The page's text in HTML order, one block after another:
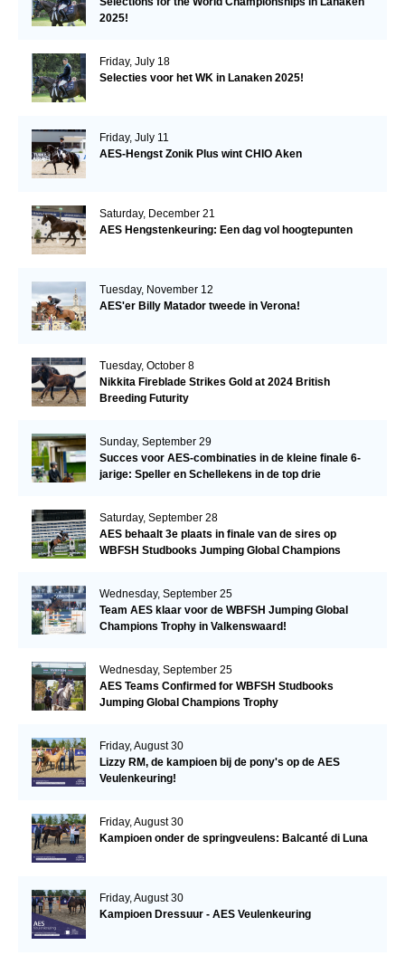
2025!
Friday, July 18
Selecties voor het WK in Lanaken 2025!
Friday, July 11
AES-Hengst Zonik Plus wint CHIO Aken
Saturday, December 21
AES Hengstenkeuring: Een dag vol hoogtepunten
Tuesday, November 12
AES'er Billy Matador tweede in Verona!
Tuesday, October 8
Nikkita Fireblade Strikes Gold at 2024 British
Breeding Futurity
Sunday, September 29
Succes voor AES-combinaties in de kleine finale 6-
jarige: Speller en Schellekens in de top drie
Saturday, September 28
AES behaalt 3e plaats in finale van de sires op
WBFSH Studbooks Jumping Global Champions
Wednesday, September 25
Team AES klaar voor de WBFSH Jumping Global
Champions Trophy in Valkenswaard!
Wednesday, September 25
AES Teams Confirmed for WBFSH Studbooks
Jumping Global Champions Trophy
Friday, August 30
Lizzy RM, de kampioen bij de pony's op de AES
Veulenkeuring!
Friday, August 30
Kampioen onder de springveulens: Balcanté di Luna
Friday, August 30
Kampioen Dressuur - AES Veulenkeuring